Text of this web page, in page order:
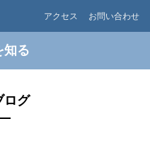
アクセス お問い合わせ
知る
ログ